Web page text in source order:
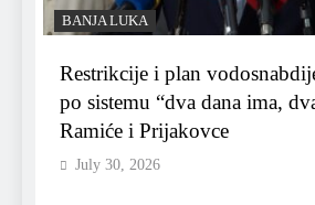
BANJA LUKA
Restrikcije i plan
po sistemu “dva dana ima,
Ramiće i Prijakovce
July 30, 2026